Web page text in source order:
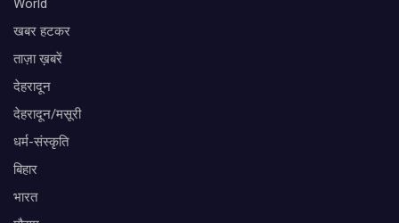
World
खबर हटकर
ताज़ा ख़बरें
देहरादून
देहरादून/मसूरी
धर्म-संस्कृति
बिहार
भारत